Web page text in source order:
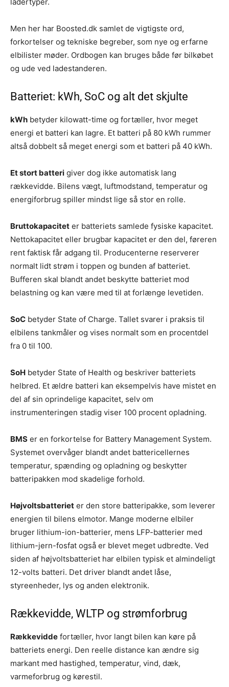
Men her har Boosted.dk samlet de vigtigste ord,
forkortelser og tekniske begreber, som nye og erfarne
elbilister møder. Ordbogen kan bruges både før bilkøbet
og ude ved ladestanderen.
Batteriet: kWh, SoC og alt det skjulte
kWh betyder kilowatt-time og fortæller, hvor meget
energi et batteri kan lagre. Et batteri på 80 kWh rummer
altså dobbelt så meget energi som et batteri på 40 kWh.
Et stort batteri giver dog ikke automatisk lang
rækkevidde. Bilens vægt, luftmodstand, temperatur og
energiforbrug spiller mindst lige så stor en rolle.
Bruttokapacitet er batteriets samlede fysiske kapacitet.
Nettokapacitet eller brugbar kapacitet er den del, føreren
rent faktisk får adgang til. Producenterne reserverer
normalt lidt strøm i toppen og bunden af batteriet.
Bufferen skal blandt andet beskytte batteriet mod
belastning og kan være med til at forlænge levetiden.
SoC betyder State of Charge. Tallet svarer i praksis til
elbilens tankmåler og vises normalt som en procentdel
fra 0 til 100.
SoH betyder State of Health og beskriver batteriets
helbred. Et ældre batteri kan eksempelvis have mistet en
del af sin oprindelige kapacitet, selv om
instrumenteringen stadig viser 100 procent opladning.
BMS er en forkortelse for Battery Management System.
Systemet overvåger blandt andet battericellernes
temperatur, spænding og opladning og beskytter
batteripakken mod skadelige forhold.
Højvoltsbatteriet er den store batteripakke, som leverer
energien til bilens elmotor. Mange moderne elbiler
bruger lithium-ion-batterier, mens LFP-batterier med
lithium-jern-fosfat også er blevet meget udbredte. Ved
siden af højvoltsbatteriet har elbilen typisk et almindeligt
12-volts batteri. Det driver blandt andet låse,
styreenheder, lys og anden elektronik.
Rækkevidde, WLTP og strømforbrug
Rækkevidde fortæller, hvor langt bilen kan køre på
batteriets energi. Den reelle distance kan ændre sig
markant med hastighed, temperatur, vind, dæk,
varmeforbrug og kørestil.